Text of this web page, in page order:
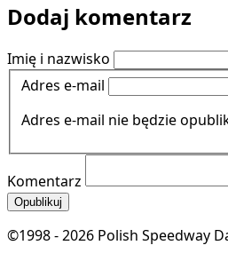
Dodaj komentarz
Imię i nazwisko
Adres e-mail
Adres e-mail nie będzie
Komentarz
Opublikuj
©1998 - 2026 Polish Speedway